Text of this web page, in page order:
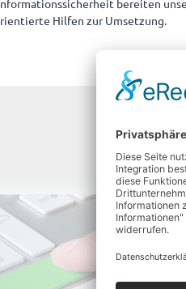
bereiten
Hilfen zur Umsetzung.